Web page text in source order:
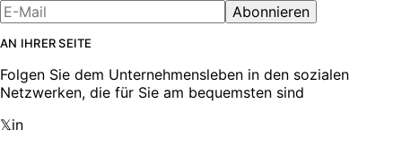
Abonnieren
AN IHRER SEITE
Folgen Sie dem Unternehmensleben in den sozialen
Netzwerken, die für Sie am bequemsten sind
𝕏in